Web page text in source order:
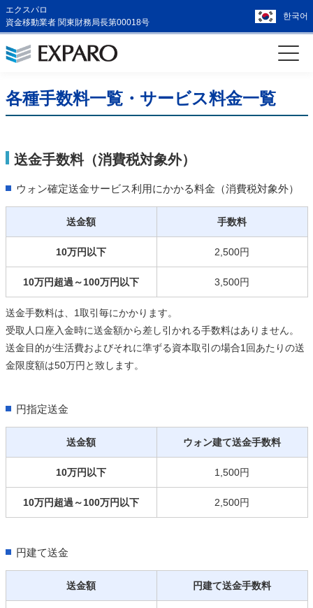
エクスパロ
資金移動業者 関東財務局長第00018号
한국어
各種手数料一覧・サービス料金一覧
送金手数料（消費税対象外）
ウォン確定送金サービス利用にかかる料金（消費税対象外）
送金額 手数料
10万円以下 2,500円
10万円超過～100万円以下 3,500円
送金手数料は、1取引毎にかかります。
受取人口座入金時に送金額から差し引かれる手数料はありません。
送金目的が生活費およびそれに準ずる資本取引の場合1回あたりの送
金限度額は50万円と致します。
円指定送金
送金額 ウォン建て送金手数料
10万円以下 1,500円
10万円超過～100万円以下 2,500円
円建て送金
送金額 円建て送金手数料